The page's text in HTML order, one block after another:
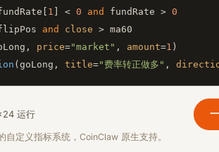
1 ] < 0 and fundRate > 0
and close > ma60
, price="market" , amount=1
( goLong , title="费率转正做多" ,
运行
自定义指标系统，CoinClaw 原生支持。